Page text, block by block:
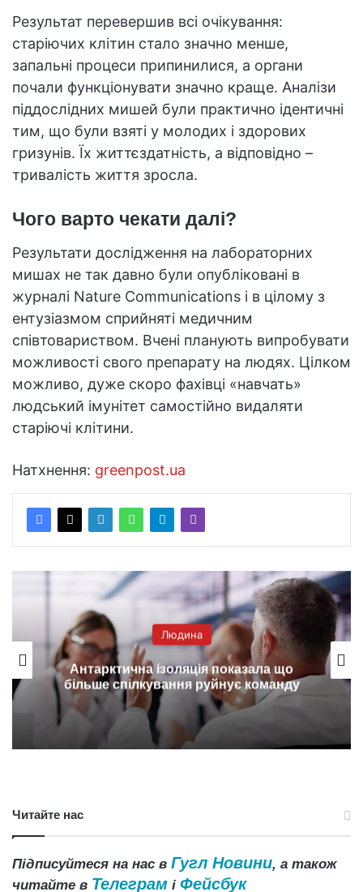
Результат перевершив всі очікування:
старіючих клітин стало значно менше,
запальні процеси припинилися, а органи
почали функціонувати значно краще. Аналізи
піддослідних мишей були практично ідентичні
тим, що були взяті у молодих і здорових
гризунів. Їх життєздатність, а відповідно –
тривалість життя зросла.
Чого варто чекати далі?
Результати дослідження на лабораторних
мишах не так давно були опубліковані в
журналі Nature Communications і в цілому з
ентузіазмом сприйняті медичним
співтовариством. Вчені планують випробувати
можливості свого препарату на людях. Цілком
можливо, дуже скоро фахівці «навчать»
людський імунітет самостійно видаляти
старіючі клітини.
Натхнення: greenpost.ua
Людина
Антарктична ізоляція показала що
більше спілкування руйнує команду
Читайте нас
Підписуйтеся на нас в Гугл Новини, а також
читайте в Телеграм і Фейсбук